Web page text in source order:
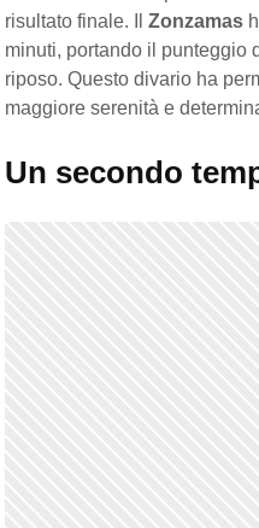
risultato finale. Il Zonzamas
minuti, portando il punteggio
riposo. Questo divario ha
maggiore serenità e
Un secondo